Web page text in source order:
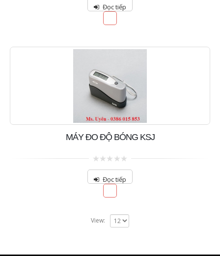
of
Đọc tiếp
MÁY ĐO ĐỘ BÓNG KSJ
0
of
Đọc tiếp
View: